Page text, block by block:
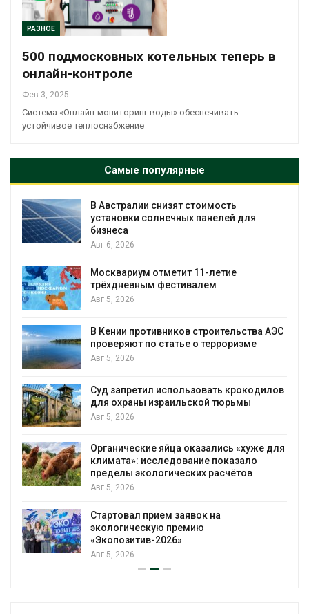
РАЗНОЕ
500 подмосковных котельных теперь в
онлайн-контроле
Фев 3, 2025
Система «Онлайн-мониторинг воды» обеспечивать
устойчивое теплоснабжение
Самые популярные
В Австралии снизят стоимость
установки солнечных панелей для
бизнеса
Авг 6, 2026
Москвариум отметит 11-летие
трёхдневным фестивалем
Авг 5, 2026
В Кении противников строительства АЭС
проверяют по статье о терроризме
Авг 5, 2026
Суд запретил использовать крокодилов
для охраны израильской тюрьмы
Авг 5, 2026
Органические яйца оказались «хуже для
климата»: исследование показало
пределы экологических расчётов
Авг 5, 2026
Стартовал прием заявок на
экологическую премию
«Экопозитив-2026»
Авг 5, 2026